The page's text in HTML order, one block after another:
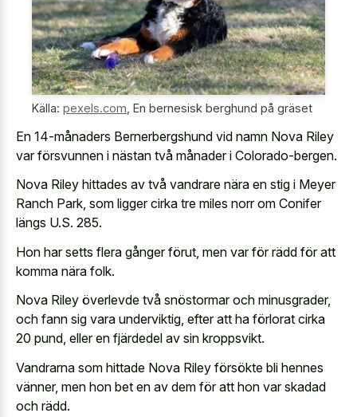
Källa: pexels.com, En bernesisk berghund på gräset
En 14-månaders Bernerbergshund vid namn Nova Riley
var försvunnen i nästan två månader i Colorado-bergen.
Nova Riley hittades av två vandrare nära en stig i Meyer
Ranch Park, som ligger cirka tre miles norr om Conifer
längs U.S. 285.
Hon har setts flera gånger förut, men var för rädd för att
komma nära folk.
Nova Riley överlevde två snöstormar och minusgrader,
och fann sig vara underviktig, efter att ha förlorat cirka
20 pund, eller en fjärdedel av sin kroppsvikt.
Vandrarna som hittade Nova Riley försökte bli hennes
vänner, men hon bet en av dem för att hon var skadad
och rädd.